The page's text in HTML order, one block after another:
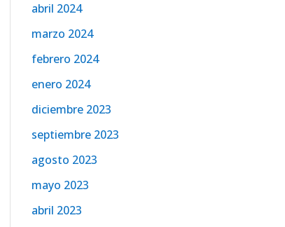
abril 2024
marzo 2024
febrero 2024
enero 2024
diciembre 2023
septiembre 2023
agosto 2023
mayo 2023
abril 2023